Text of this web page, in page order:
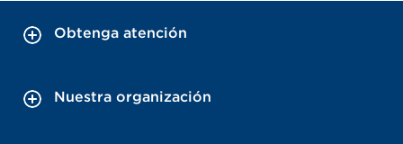
Obtenga atención
Nuestra organización